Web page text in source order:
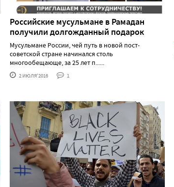
Российские мусульмане в Рамадан
получили долгожданный подарок
Мусульмане России, чей путь в новой пост-
советской стране начинался столь
многообещающе, за 25 лет п......
2 ИЮЛЯ'2016 1